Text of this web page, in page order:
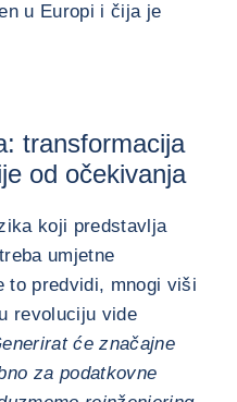
u Europi i čija je
transformacija
od očekivanja
koji predstavlja
umjetne
to predvidi, mnogi viši
revoluciju vide
će značajne
za podatkovne